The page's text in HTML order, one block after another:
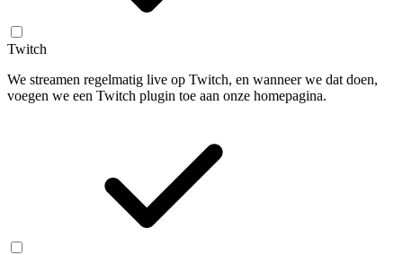
Twitch
We streamen regelmatig live op Twitch, en wanneer we dat doen,
voegen we een Twitch plugin toe aan onze homepagina.